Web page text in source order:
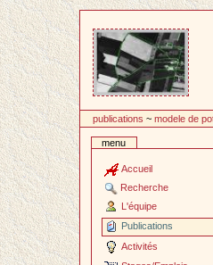
contenu
publications ~modele de
menu
Accueil
Recherche
L'équipe
Publications
Activités